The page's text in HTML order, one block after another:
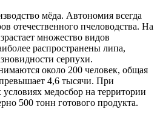
мёда. Автономия всегда
отечественного пчеловодства. На
множество видов
распространены липа,
серпухи.
около 200 человек, общая
4,6 тысячи. При
медосбор на территории
500 тонн готового продукта.